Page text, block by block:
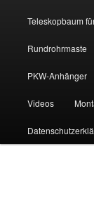
Teleskopbaum
Rundrohrmaste
PKW-Anhänger
Videos